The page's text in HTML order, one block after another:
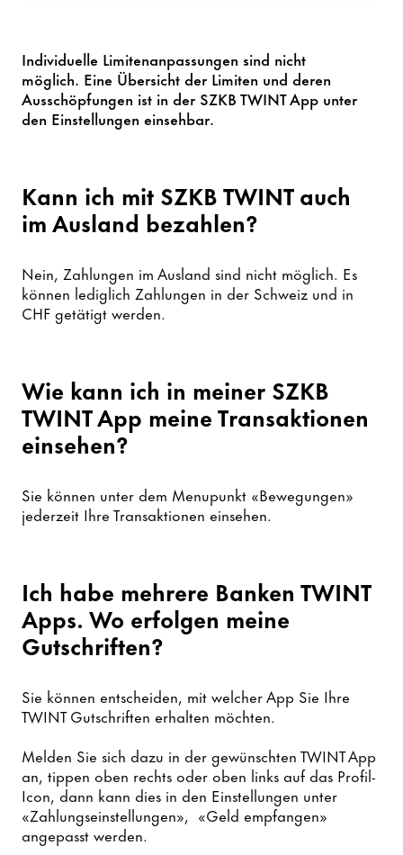
Individuelle Limitenanpassungen sind nicht
möglich. Eine Übersicht der Limiten und deren
Ausschöpfungen ist in der SZKB TWINT App unter
den Einstellungen einsehbar.
Kann ich mit SZKB TWINT auch
im Ausland bezahlen?
Nein, Zahlungen im Ausland sind nicht möglich. Es
können lediglich Zahlungen in der Schweiz und in
CHF getätigt werden.
Wie kann ich in meiner SZKB
TWINT App meine Transaktionen
einsehen?
Sie können unter dem Menupunkt «Bewegungen»
jederzeit Ihre Transaktionen einsehen.
Ich habe mehrere Banken TWINT
Apps. Wo erfolgen meine
Gutschriften?
Sie können entscheiden, mit welcher App Sie Ihre
TWINT Gutschriften erhalten möchten.
Melden Sie sich dazu in der gewünschten TWINT App
an, tippen oben rechts oder oben links auf das Profil-
Icon, dann kann dies in den Einstellungen unter
«Zahlungseinstellungen», «Geld empfangen»
angepasst werden.